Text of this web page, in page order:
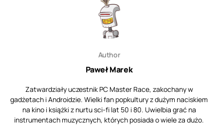
Author
Paweł Marek
Zatwardziały uczestnik PC Master Race, zakochany w
gadżetach i Androidzie. Wielki fan popkultury z dużym naciskiem
na kino i książki z nurtu sci-fi lat 50 i 80. Uwielbia grać na
instrumentach muzycznych, których posiada o wiele za dużo.